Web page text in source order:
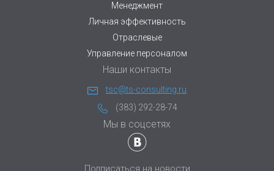
Менеджмент
Личная эффективность
Отраслевые
Управление персоналом
Наши контакты
tsc@ts-consulting.ru
(383) 292-28-74
Мы в соцсетях
Подписаться на новости